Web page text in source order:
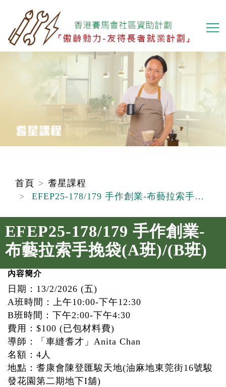
主
內
容
首頁
耆星課程
EFEP25-178/179 手作創業-布藝拉索手挽袋(A班)/(B班)
EFEP25-178/179 手作創業-
布藝拉索手挽袋(A班)/(B班)
內容簡介
日期：13/2/2026 (五)
A班時間：上午10:00-下午12:30
B班時間：下午2:00-下午4:30
費用：$100 (已包材料費)
導師：「車縫耆才」Anita Chan
名額：4人
地點：耆康會陳登匯駿天地(油麻地東莞街16號駿
發花園第二期地下I舖)